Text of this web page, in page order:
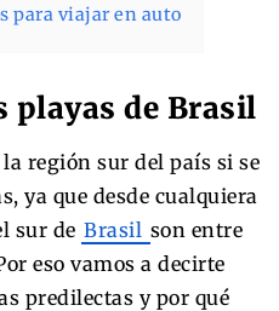
para viajar en auto
playas de Brasil
región sur del país si se
ya que desde cualquiera
sur de Brasil son entre
eso vamos a decirte
predilectas y por qué